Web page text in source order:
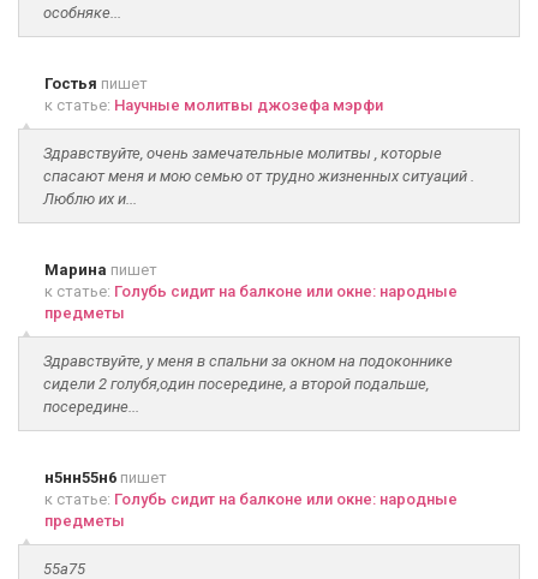
особняке...
Гостья пишет
к статье: Научные молитвы джозефа мэрфи
Здравствуйте, очень замечательные молитвы , которые
спасают меня и мою семью от трудно жизненных ситуаций .
Люблю их и...
Марина пишет
к статье: Голубь сидит на балконе или окне: народные
предметы
Здравствуйте, у меня в спальни за окном на подоконнике
сидели 2 голубя,один посередине, а второй подальше,
посередине...
н5нн55н6 пишет
к статье: Голубь сидит на балконе или окне: народные
предметы
55а75